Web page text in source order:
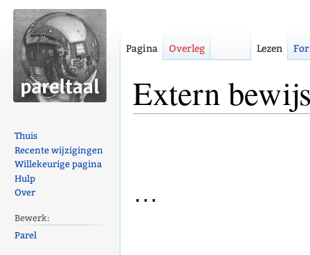
Extern
…
Pagina Overleg Lezen
Thuis
Recente wijzigingen
Willekeurige pagina
Hulp
Over
Bewerk:
Parel